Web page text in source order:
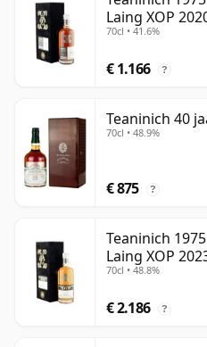
Laing XOP
70cl • 41.6%
€ 1.166 ?
Teaninich 40
70cl • 48.9%
€ 875 ?
Teaninich
Laing XOP
18382
70cl • 48.8%
€ 2.186 ?